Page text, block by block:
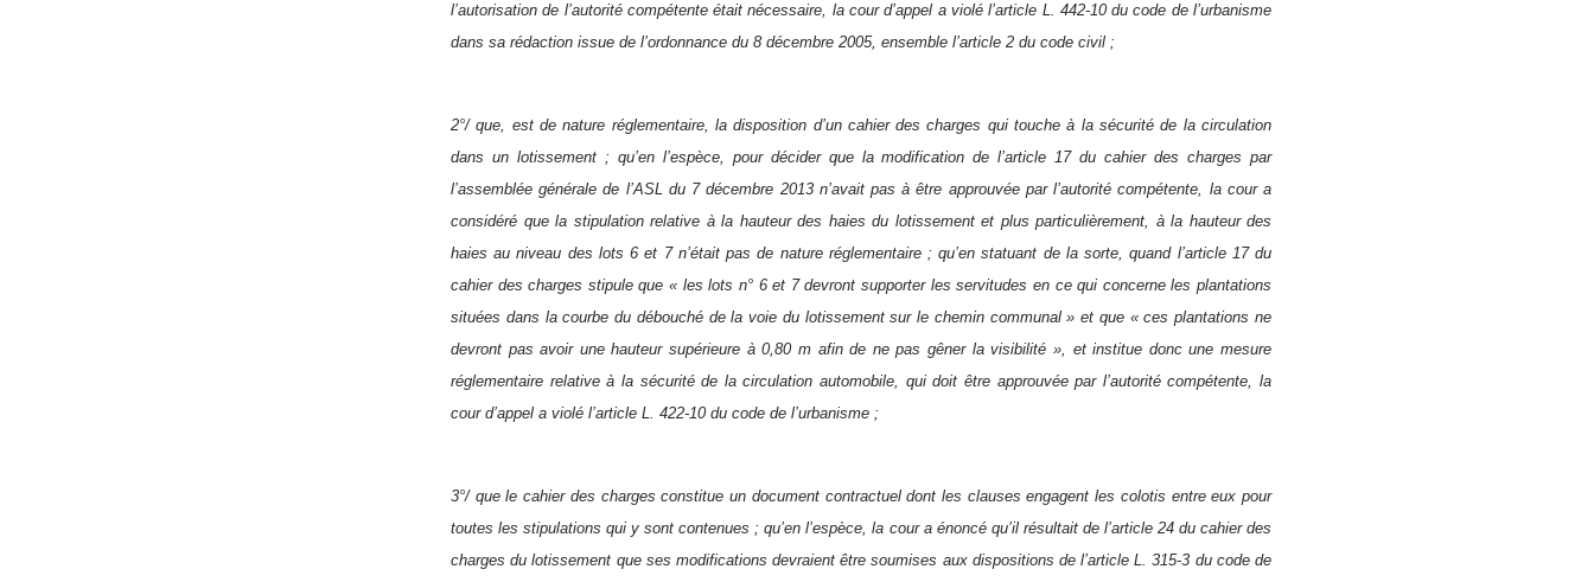
l’autorisation de l’autorité compétente était nécessaire, la cour d’appel a violé l’article L. 442-10 du code de l’urbanisme
dans sa rédaction issue de l’ordonnance du 8 décembre 2005, ensemble l’article 2 du code civil ;
2°/ que, est de nature réglementaire, la disposition d’un cahier des charges qui touche à la sécurité de la circulation
dans un lotissement ; qu’en l’espèce, pour décider que la modification de l’article 17 du cahier des charges par
l’assemblée générale de l’ASL du 7 décembre 2013 n’avait pas à être approuvée par l’autorité compétente, la cour a
considéré que la stipulation relative à la hauteur des haies du lotissement et plus particulièrement, à la hauteur des
haies au niveau des lots 6 et 7 n’était pas de nature réglementaire ; qu’en statuant de la sorte, quand l’article 17 du
cahier des charges stipule que « les lots n° 6 et 7 devront supporter les servitudes en ce qui concerne les plantations
situées dans la courbe du débouché de la voie du lotissement sur le chemin communal » et que « ces plantations ne
devront pas avoir une hauteur supérieure à 0,80 m afin de ne pas gêner la visibilité », et institue donc une mesure
réglementaire relative à la sécurité de la circulation automobile, qui doit être approuvée par l’autorité compétente, la
cour d’appel a violé l’article L. 422-10 du code de l’urbanisme ;
3°/ que le cahier des charges constitue un document contractuel dont les clauses engagent les colotis entre eux pour
toutes les stipulations qui y sont contenues ; qu’en l’espèce, la cour a énoncé qu’il résultait de l’article 24 du cahier des
charges du lotissement que ses modifications devraient être soumises aux dispositions de l’article L. 315-3 du code de